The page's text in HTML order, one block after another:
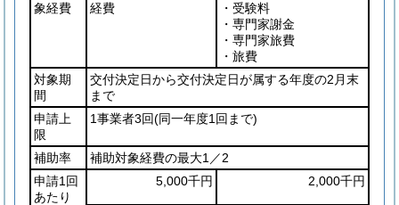
象経費 経費
・受験料
・専門家謝金
・専門家旅費
・旅費
対象期
間
交付決定日から交付決定日が属する年度の2月末
まで
申請上
限
1事業者3回(同一年度1回まで)
補助率
補助対象経費の最大1／2
申請1回
あたり
5,000千円 2,000千円